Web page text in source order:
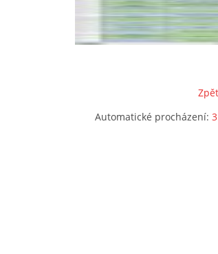
Automatické procházení: 3